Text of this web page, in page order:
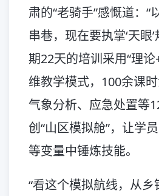
肃的“老骑手”感慨道：“
串巷，现在要执掌‘天眼
期22天的培训采用“理论
维教学模式，100余课时
气象分析、应急处置等
创“山区模拟舱”，让学
等变量中锤炼技能。
“看这个模拟航线，从